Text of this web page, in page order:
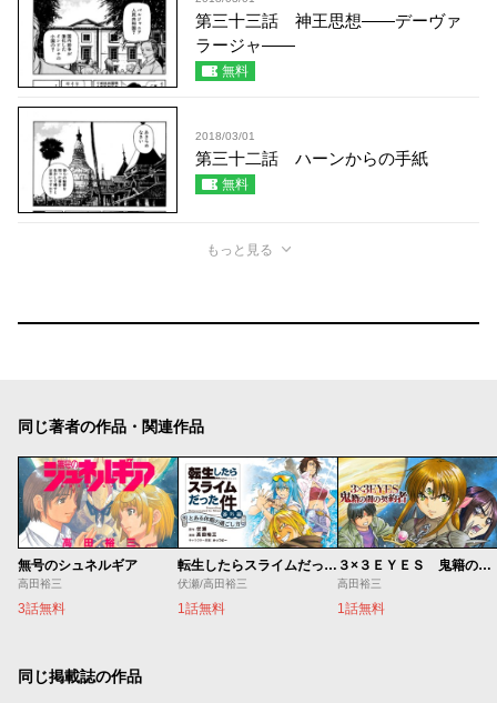
第三十三話 神王思想――デーヴァ
ラージャ――
無料
2018/03/01
第三十二話 ハーンからの手紙
無料
もっと見る
同じ著者の作品・関連作品
無号のシュネルギア
高田裕三
3話無料
転生したらスライムだった件 番外編 とある休暇の過ごし方
伏瀬/高田裕三
1話無料
３×３ＥＹＥＳ 鬼籍の闇の契約者
高田裕三
1話無料
同じ掲載誌の作品